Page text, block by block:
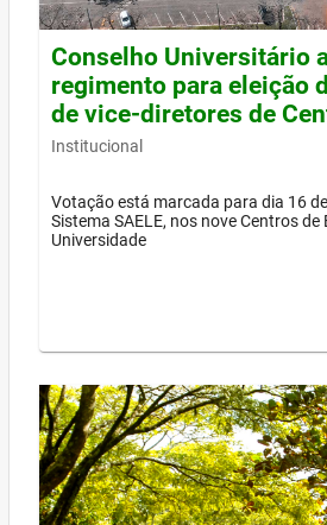
Conselho Universitário
regimento para eleição
de vice-diretores de
Institucional
Votação está marcada para dia 16
Sistema SAELE, nos nove Centros de
Universidade